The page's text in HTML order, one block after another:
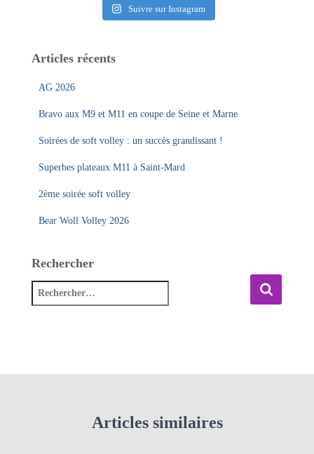
Suivre sur Instagram
Articles récents
AG 2026
Bravo aux M9 et M11 en coupe de Seine et Marne
Soirées de soft volley : un succès grandissant !
Superbes plateaux M11 à Saint-Mard
2ème soirée soft volley
Bear Woll Volley 2026
Rechercher
e
Articles similaires